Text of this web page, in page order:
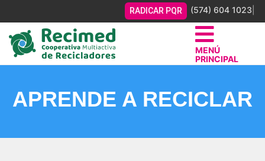
RADICAR PQR (574) 604 1023
Sitio web oficial de los recicladores asociados a
MENÚ
PRINCIPAL
APRENDE A RECICLAR